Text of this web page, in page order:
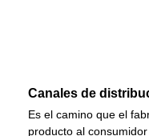
Canales de
Es el camino que el
producto al